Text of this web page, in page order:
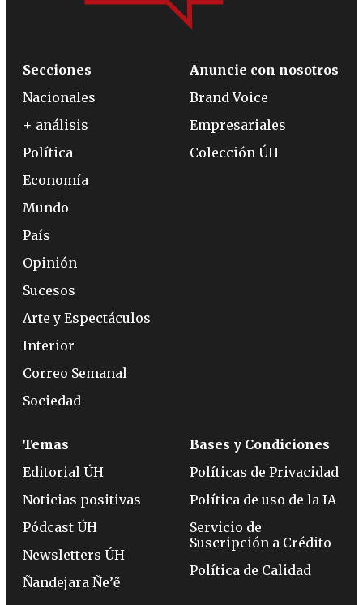
Secciones
Nacionales
+ análisis
Política
Economía
Mundo
País
Opinión
Sucesos
Arte y Espectáculos
Interior
Correo Semanal
Sociedad
Anuncie con nosotros
Brand Voice
Empresariales
Colección ÚH
Temas
Editorial ÚH
Noticias positivas
Pódcast ÚH
Newsletters ÚH
Ñandejara Ñe’ẽ
Bases y Condiciones
Políticas de Privacidad
Política de uso de la IA
Servicio de
Suscripción a Crédito
Política de Calidad